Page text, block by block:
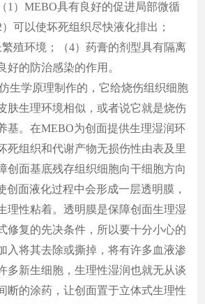
1）MEBO具有良好的促进局部微循
可以使坏死组织尽快液化排出；
繁殖环境；（4）药膏的剂型具有隔离
好的防治感染的作用。
生学原理制作的，它给烧伤组织细胞
肤生理环境相似，或者说它就是烧伤
基。在MEBO为创面提供生理湿润环
死组织和代谢产物无损伤性由表及里
创面基底残存组织细胞向干细胞方向
创面液化过程中会形成一层透明膜，
理性粘着。透明膜是保障创面生理湿
修复的先决条件，所以要十分小心的
入将其去除或撕掉，将有许多血液渗
多新生细胞，生理性湿润也就无从谈
断的涂药，让创面置于立体式生理性